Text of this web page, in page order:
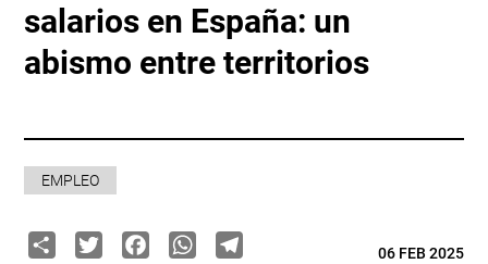
salarios en España: un
abismo entre territorios
EMPLEO
ShareTwitterFacebook
WhatsApp
Telegram06 FEB 2025